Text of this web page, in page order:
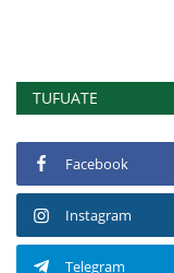
TUFUATE
Facebook
Instagram
Telegram